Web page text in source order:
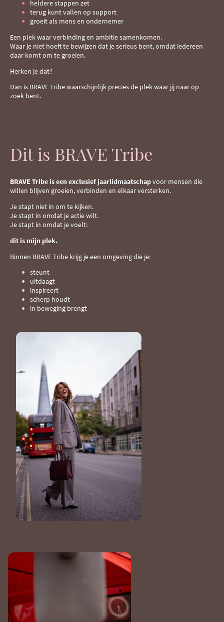
heldere stappen zet
terug kunt vallen op support
groeit als mens en ondernemer
Een plek waar verbinding en ambitie samenkomen.
Waar je niet hoeft te bewijzen dat je serieus bent, omdat iedereen
daar komt om te groeien.
Herken je dat?
Dan is BRAVE Tribe waarschijnlijk precies de plek waar jij naar op
zoek bent.
Dit is BRAVE Tribe
BRAVE Tribe is een exclusief jaarlidmaatschapvoor mensen die
willen blijven groeien, verbinden en elkaar versterken.
Je stapt niet in om te kijken.
Je stapt in omdat je actie wilt.
Je stapt in omdat je voelt:
dit is mijn plek.
Binnen BRAVE Tribe krijg je een omgeving die je:
steunt
uitdaagt
inspireert
scherp houdt
in beweging brengt